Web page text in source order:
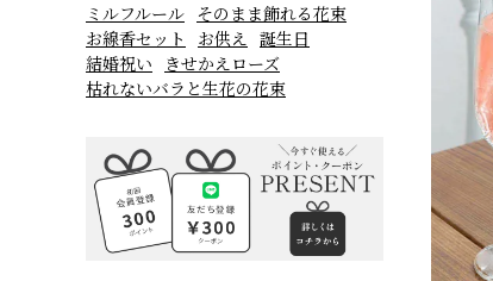
ミルフルール そのまま飾れる花束
お線香セット
お供え 誕生日
結婚祝い
きせかえローズ
枯れないバラと生花の花束